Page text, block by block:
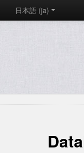
日本語 ‎(ja)‎